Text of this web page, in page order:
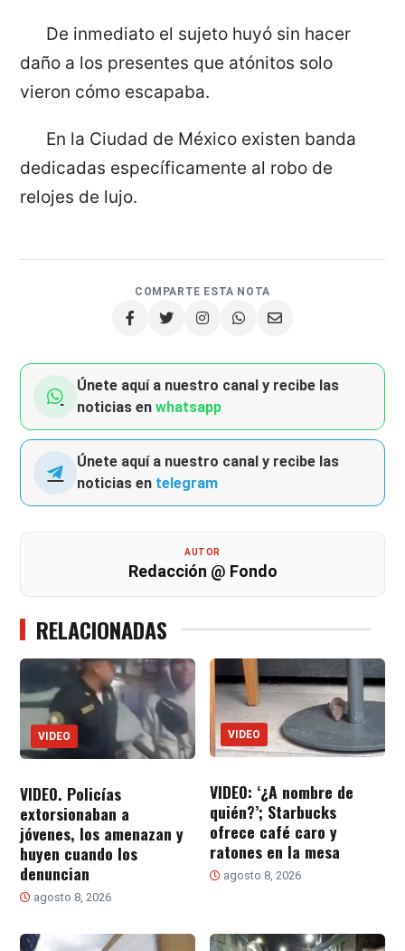
De inmediato el sujeto huyó sin hacer
daño a los presentes que atónitos solo
vieron cómo escapaba.
En la Ciudad de México existen banda
dedicadas específicamente al robo de
relojes de lujo.
COMPARTE ESTA NOTA
Únete aquí a nuestro canal y recibe las
noticias enwhatsapp
Únete aquí a nuestro canal y recibe las
noticias en telegram
AUTOR
Redacción @ Fondo
RELACIONADAS
VIDEO
VIDEO. Policías
extorsionaban a
jóvenes, los amenazan y
huyen cuando los
denuncian
agosto 8, 2026
VIDEO
VIDEO: ‘¿A nombre de
quién?’; Starbucks
ofrece café caro y
ratones en la mesa
agosto 8, 2026